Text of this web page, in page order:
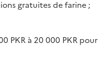
gratuites de farine ;
PKR à 20 000 PKR pour